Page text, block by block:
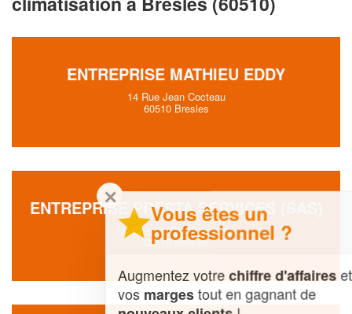
ENTREPRISE MATHIEU EDDY
14 Rue Jean Cocteau
60510 Bresles
ENTREPRISE PRESTA SERVICES (SAS)
50 Chemin Des Passants
60510 Bresles
✕
Vous êtes un
professionnel ?
Augmentez votrechiffre d'affaireset
vosmargestout en gagnant de